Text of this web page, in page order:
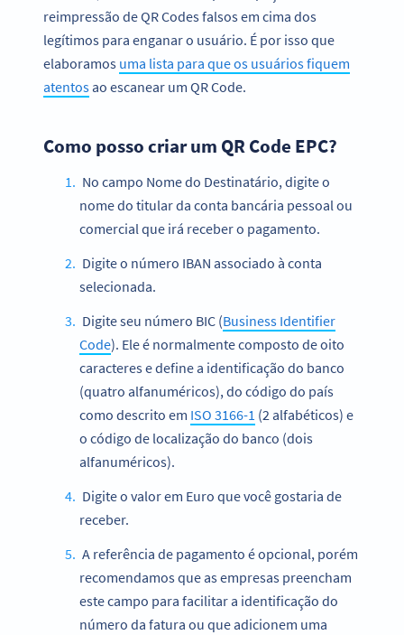
reimpressão de QR Codes falsos em cima dos
legítimos para enganar o usuário. É por isso que
elaboramos uma lista para que os usuários fiquem
atentosao escanear um QR Code.
Como posso criar um QR Code EPC?
No campo Nome do Destinatário, digite o
nome do titular da conta bancária pessoal ou
comercial que irá receber o pagamento.
Digite o número IBAN associado à conta
selecionada.
Digite seu número BIC (Business Identifier
Code). Ele é normalmente composto de oito
caracteres e define a identificação do banco
(quatro alfanuméricos), do código do país
como descrito em ISO 3166-1 (2 alfabéticos) e
o código de localização do banco (dois
alfanuméricos).
Digite o valor em Euro que você gostaria de
receber.
A referência de pagamento é opcional, porém
recomendamos que as empresas preencham
este campo para facilitar a identificação do
número da fatura ou que adicionem uma